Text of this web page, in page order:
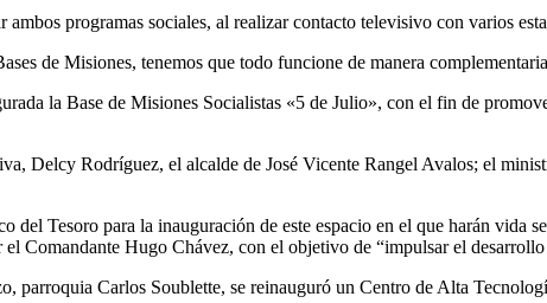
programas sociales, al realizar contacto televisivo con varios
de Misiones, tenemos que todo funcione de manera
la Base de Misiones Socialistas «5 de Julio», con el fin de
Delcy Rodríguez, el alcalde de José Vicente Rangel Avalos; el
del Tesoro para la inauguración de este espacio en el que harán vida
Comandante Hugo Chávez, con el objetivo de “impulsar el
parroquia Carlos Soublette, se reinauguró un Centro de Alta